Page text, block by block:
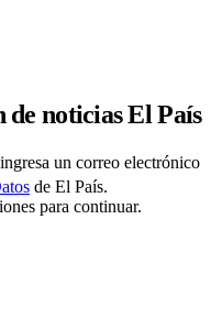
noticias El País
un correo electrónico
de El País.
para continuar.